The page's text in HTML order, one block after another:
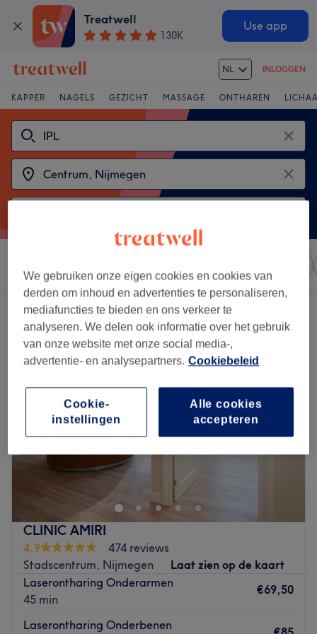
Treatwell
130K
Use app
NL INLOGGEN
KAPPER NAGELS GEZICHT MASSAGE ONTHAREN
2 salons met:ipl in de buurt van Centrum, Nijmegen
CLINIC AMIRI
4,9
474 reviews
Stadscentrum, Nijmegen
Laat zien op de kaart
Laserontharing Onderarmen
45 min
€69,50
Laserontharing Onderbenen
We gebruiken onze eigen cookies en cookies van
derden om inhoud en advertenties te personaliseren,
mediafuncties te bieden en ons verkeer te
analyseren. We delen ook informatie over het gebruik
van onze website met onze social media-,
advertentie- en analysepartners. Cookiebeleid
Alle cookies
accepteren
Cookie-
instellingen